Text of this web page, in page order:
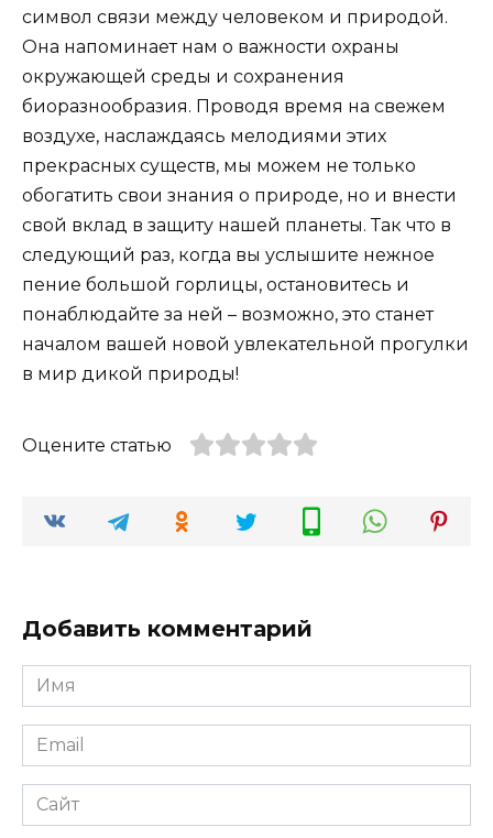
символ связи между человеком и природой.
Она напоминает нам о важности охраны
окружающей среды и сохранения
биоразнообразия. Проводя время на свежем
воздухе, наслаждаясь мелодиями этих
прекрасных существ, мы можем не только
обогатить свои знания о природе, но и внести
свой вклад в защиту нашей планеты. Так что в
следующий раз, когда вы услышите нежное
пение большой горлицы, остановитесь и
понаблюдайте за ней – возможно, это станет
началом вашей новой увлекательной прогулки
в мир дикой природы!
Оцените статью
Добавить комментарий
Имя
*
Email
*
Сайт